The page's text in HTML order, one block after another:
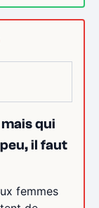
qui
il faut
femmes